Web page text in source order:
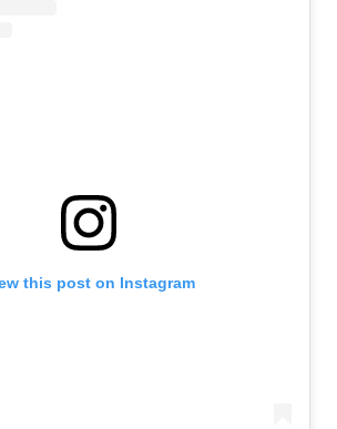
this post on Instagram